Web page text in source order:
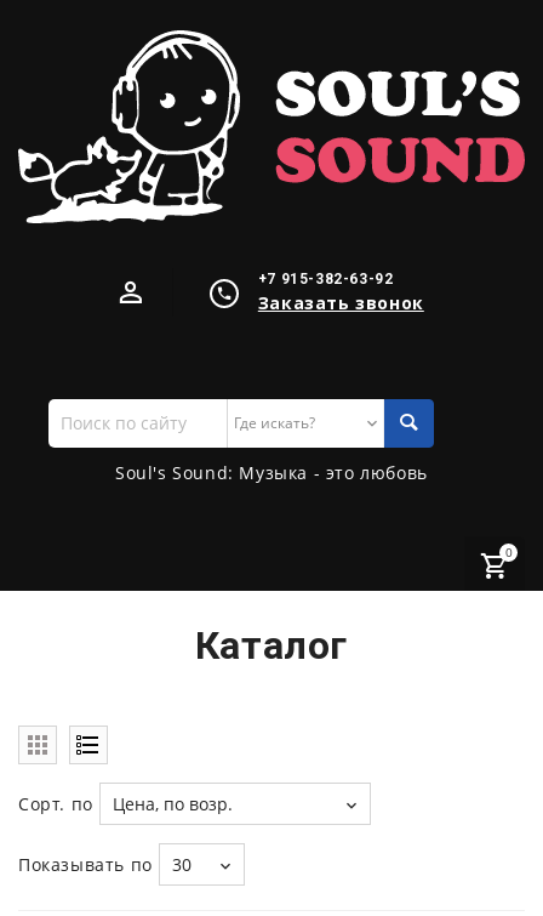
+7 915-382-63-92
Заказать звонок
Поиск
по
сайту
Soul's Sound: Музыка - это любовь
0
Каталог
Сорт. по Цена, по возр.
Показывать по 30